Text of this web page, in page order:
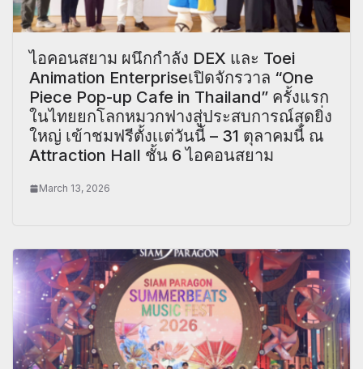
ไอคอนสยาม ผนึกกำลัง DEX และ Toei
Animation Enterpriseเปิดจักรวาล “One
Piece Pop-up Cafe in Thailand” ครั้งแรก
ในไทยยกโลกหมวกฟางสู่ประสบการณ์สุดยิ่ง
ใหญ่ เข้าชมฟรีตั้งเเต่วันนี้ – 31 ตุลาคมนี้ ณ
Attraction Hall ชั้น 6 ไอคอนสยาม
March 13, 2026